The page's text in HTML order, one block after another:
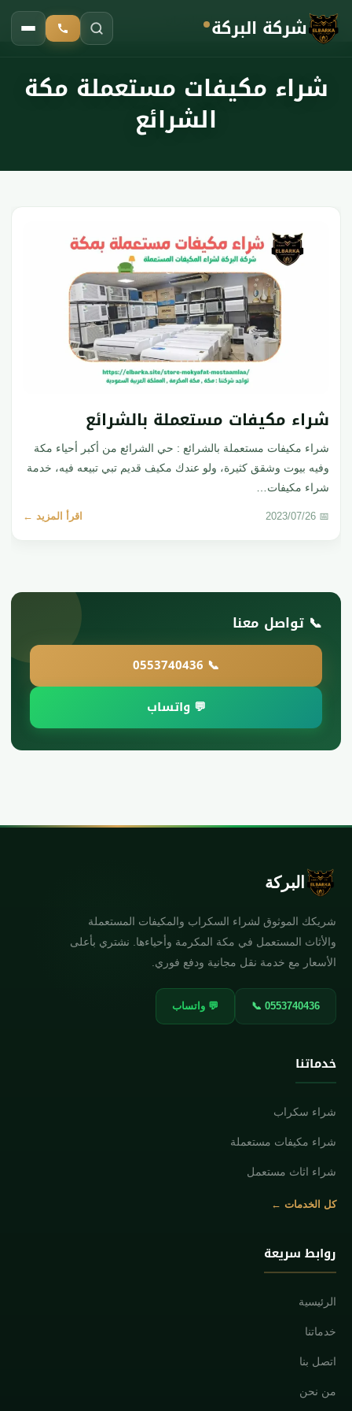
شركة البركة الرئيسية شراء مكيفات مستعملة بالشرائع
شراء مكيفات مستعملة مكة
الشرائع
شراء مكيفات مستعملة بالشرائع
شراء مكيفات مستعملة بالشرائع : حي الشرائع من أكبر أحياء مكة
وفيه بيوت وشقق كثيرة، ولو عندك مكيف قديم تبي تبيعه فيه، خدمة
شراء مكيفات…
📅 2023/07/26 اقرأ المزيد ←
📞 تواصل معنا
📞 0553740436
💬 واتساب
البركة
شريكك الموثوق لشراء السكراب والمكيفات المستعملة
والأثاث المستعمل في مكة المكرمة وأحياءها. نشتري بأعلى
الأسعار مع خدمة نقل مجانية ودفع فوري.
📞 0553740436 💬 واتساب
خدماتنا
شراء سكراب
شراء مكيفات مستعملة
شراء اثاث مستعمل
كل الخدمات ←
روابط سريعة
الرئيسية
خدماتنا
اتصل بنا
من نحن